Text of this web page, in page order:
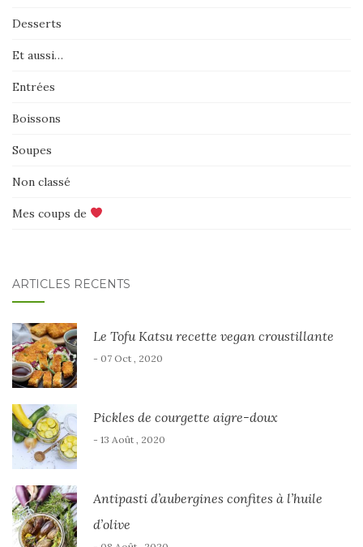
Desserts
Et aussi…
Entrées
Boissons
Soupes
Non classé
Mes coups de
ARTICLES RÉCENTS
Le Tofu Katsu recette vegan croustillante
- 07 Oct , 2020
Pickles de courgette aigre-doux
- 13 Août , 2020
Antipasti d’aubergines confites à l’huile
d’olive